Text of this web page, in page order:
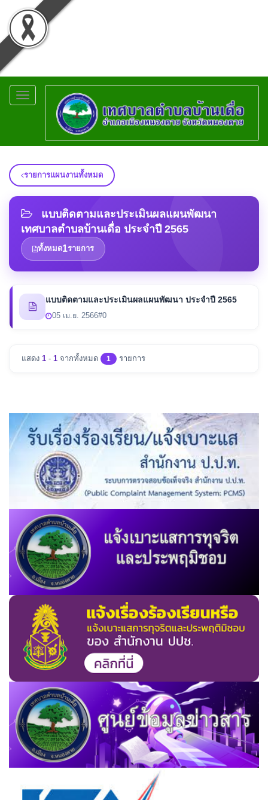
Toggle
navigation
รายการแผนงานทั้งหมด
แบบติดตามและประเมินผลแผนพัฒนา
เทศบาลตำบลบ้านเดื่อ ประจำปี 2565
ทั้งหมด1รายการ
แบบติดตามและประเมินผลแผนพัฒนา ประจำปี 2565
05 เม.ย. 2566#0
แสดง 1 - 1 จากทั้งหมด 1 รายการ